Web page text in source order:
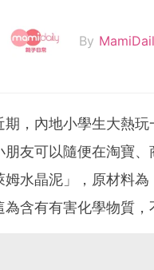
By
期，內地小學生大熱玩
朋友可以隨便在淘寶
姆水晶泥」，原材料
為含有有害化學物質，